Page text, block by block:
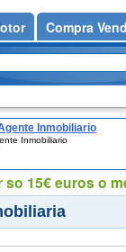
Inmobiliario
Inmobiliario
Compra
so 15€ euros o